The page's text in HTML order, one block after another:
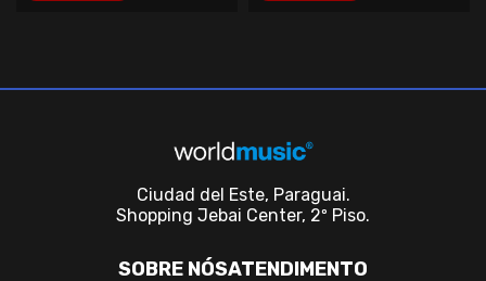
Ciudad del Este, Paraguai.
Shopping Jebai Center, 2º Piso.
SOBRE NÓSATENDIMENTO